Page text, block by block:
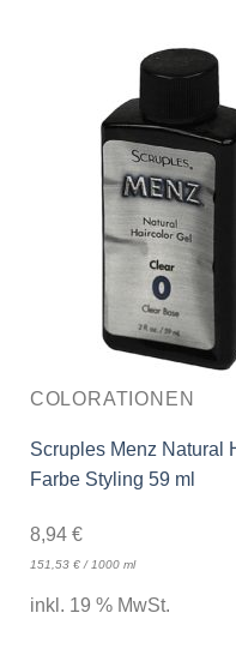
COLORATIONEN
Scruples Menz Natural
Farbe Styling 59 ml
8,94 €
151,53 €/1000 ml
inkl. 19 % MwSt.